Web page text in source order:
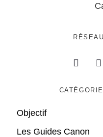
Objectif
Les Guides Canon